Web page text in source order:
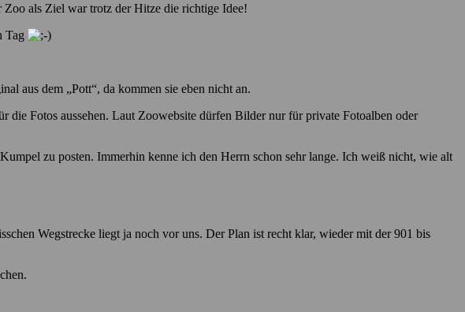
Zoo als Ziel war trotz der Hitze die richtige Idee!
Tag
aus dem „Pott“, da kommen sie eben nicht an.
Fotos aussehen. Laut Zoowebsite dürfen Bilder nur für private Fotoalben oder
zu posten. Immerhin kenne ich den Herrn schon sehr lange. Ich weiß nicht, wie alt
Wegstrecke liegt ja noch vor uns. Der Plan ist recht klar, wieder mit der 901 bis